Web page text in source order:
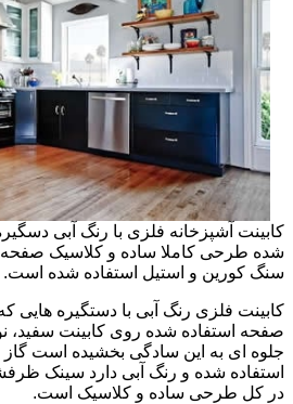
کابینت آشپزخانه فلزی با رنگ آبی
شده طرحی کاملا ساده و کلاسیک صفحه
سنگ کورین و استیل استفاده شده است.
کابینت فلزی رنگ آبی با دستگیره هایی
صفحه استفاده شده روی کابینت سفید،
جلوه ای به این سادگی بخشیده است
استفاده شده و رنگ آبی دارد سینک
در کل طرحی ساده و کلاسیک است.